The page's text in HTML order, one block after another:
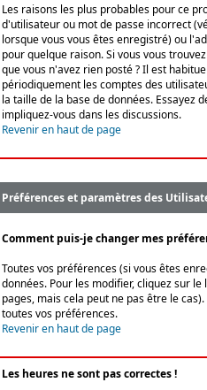
Les raisons les plus probables pour ce
d'utilisateur ou mot de passe incorrect
lorsque vous vous êtes enregistré) ou
pour quelque raison. Si vous vous
que vous n'avez rien posté ? Il est
périodiquement les comptes des
la taille de la base de données. Essayez
impliquez-vous dans les discussions.
Revenir en haut de page
Préférences et paramètres des
Comment puis-je changer mes
Toutes vos préférences (si vous êtes
données. Pour les modifier, cliquez sur le
pages, mais cela peut ne pas être le
toutes vos préférences.
Revenir en haut de page
Les heures ne sont pas correctes !